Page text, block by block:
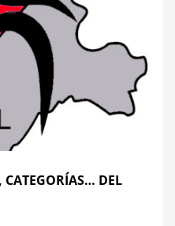
CATEGORÍAS… DEL